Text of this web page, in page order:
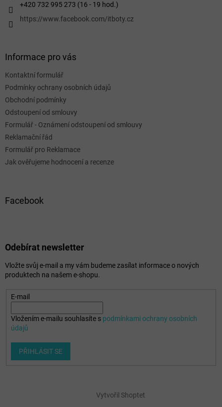
+420 732 995 273 (16 - 19 hod.)
https://www.facebook.com/itboty.cz
Informace pro vás
Kontaktní formulář
Podmínky ochrany osobních údajů
Obchodní podmínky
Odstoupení od smlouvy
Formulář - Oznámení odstoupení od smlouvy
Reklamační řád
Formulář pro Reklamace
Jak ověřujeme hodnocení a recenze
Facebook
Odebírat newsletter
Vložte svůj e-mail a my vám budeme zasílat informace o nových
produktech na našem e-shopu.
E-mail
Vložením e-mailu souhlasíte s podmínkami ochrany osobních
údajů
PŘIHLÁSIT SE
Vytvořil Shoptet